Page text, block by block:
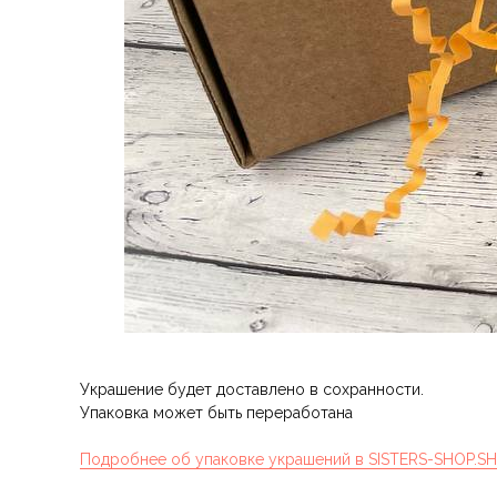
Украшение будет доставлено в сохранности.
Упаковка может быть переработана
Подробнее об упаковке украшений в SISTERS-